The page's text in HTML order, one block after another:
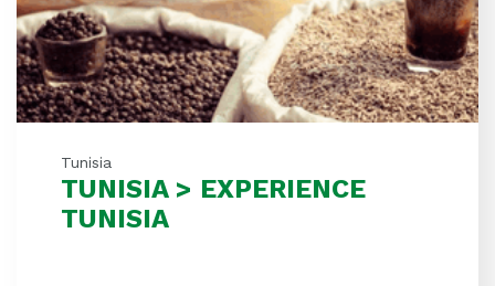
Tunisia
TUNISIA > EXPERIENCE
TUNISIA